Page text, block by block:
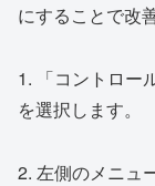
にすることで改
1. 「コントロー
を選択します。
2. 左側のメニュ